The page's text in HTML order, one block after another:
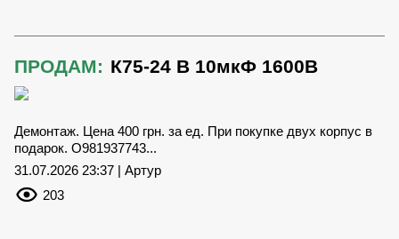
ПРОДАМ: К75-24 В 10мкФ 1600В
Демонтаж. Цена 400 грн. за ед. При покупке двух корпус в
подарок. О981937743...
31.07.2026 23:37 | Артур
203